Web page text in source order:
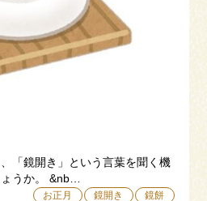
「鏡開き」という言葉を聞く機
うか。 &nb…
お正月 鏡開き 鏡餅